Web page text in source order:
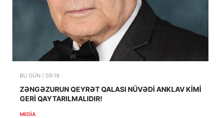
BU GÜN / 09:18
ZƏNGƏZURUN QEYRƏT QALASI NÜVƏDİ ANKLAV KİMİ
GERİ QAYTARILMALIDIR!
MEDİA